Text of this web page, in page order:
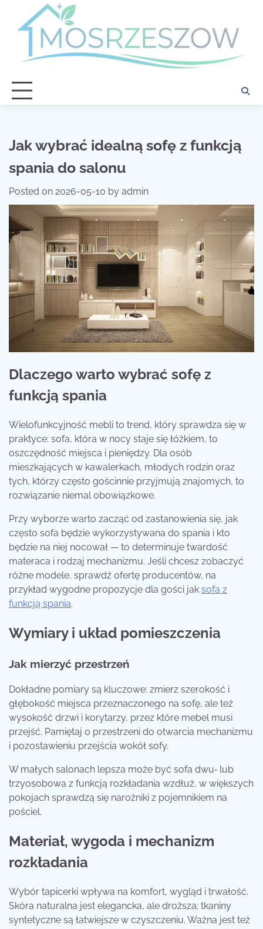
content
Jak wybrać idealną sofę z funkcją
spania do salonu
Posted on 2026-05-10 by admin
Dlaczego warto wybrać sofę z
funkcją spania
Wielofunkcyjność mebli to trend, który sprawdza się w
praktyce: sofa, która w nocy staje się łóżkiem, to
oszczędność miejsca i pieniędzy. Dla osób
mieszkających w kawalerkach, młodych rodzin oraz
tych, którzy często gościnnie przyjmują znajomych, to
rozwiązanie niemal obowiązkowe.
Przy wyborze warto zacząć od zastanowienia się, jak
często sofa będzie wykorzystywana do spania i kto
będzie na niej nocował — to determinuje twardość
materaca i rodzaj mechanizmu. Jeśli chcesz zobaczyć
różne modele, sprawdź ofertę producentów, na
przykład wygodne propozycje dla gości jak sofa z
funkcją spania.
Wymiary i układ pomieszczenia
Jak mierzyć przestrzeń
Dokładne pomiary są kluczowe: zmierz szerokość i
głębokość miejsca przeznaczonego na sofę, ale też
wysokość drzwi i korytarzy, przez które mebel musi
przejść. Pamiętaj o przestrzeni do otwarcia mechanizmu
i pozostawieniu przejścia wokół sofy.
W małych salonach lepsza może być sofa dwu‑ lub
trzyosobowa z funkcją rozkładania wzdłuż, w większych
pokojach sprawdzą się narożniki z pojemnikiem na
pościel.
Materiał, wygoda i mechanizm
rozkładania
Wybór tapicerki wpływa na komfort, wygląd i trwałość.
Skóra naturalna jest elegancka, ale droższa; tkaniny
syntetyczne są łatwiejsze w czyszczeniu. Ważna jest też